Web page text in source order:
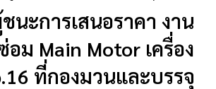
นะการเสนอราคา งาน
อม Main Motor เครื่อง
ที่กองมวนและบรรจุ